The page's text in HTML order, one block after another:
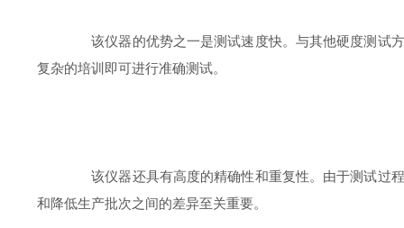
该仪器的优势之一是测试速度快。与其他硬度测试方
复杂的培训即可进行准确测试。
该仪器还具有高度的精确性和重复性。由于测试过程
和降低生产批次之间的差异至关重要。